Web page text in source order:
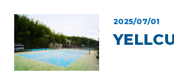
2025/07/01